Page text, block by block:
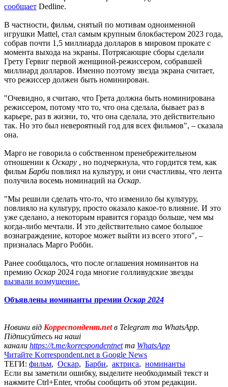
сообщает Dedline.
В частности, фильм, снятый по мотивам одноименной
игрушки Mattel, стал самым крупным блокбастером 2023 года,
собрав почти 1,5 миллиарда долларов в мировом прокате с
момента выхода на экраны. Потрясающие сборы сделали
Грету Гервиг первой женщиной-режиссером, собравшей
миллиард долларов. Именно поэтому звезда экрана считает,
что режиссер должен быть номинирован.
"Очевидно, я считаю, что Грета должна быть номинирована
режиссером, потому что то, что она сделала, бывает раз в
карьере, раз в жизни, то, что она сделала, это действительно
так. Но это был невероятный год для всех фильмов", – сказала
она.
Марго не говорила о собственном пренебрежительном
отношении к Оскару , но подчеркнула, что гордится тем, как
фильм Барби повлиял на культуру, и они счастливы, что лента
получила восемь номинаций на Оскар.
"Мы решили сделать что-то, что изменило бы культуру,
повлияло на культуру, просто оказало какое-то влияние. И это
уже сделано, а некоторым нравится гораздо больше, чем мы
когда-либо мечтали. И это действительно самое большое
вознаграждение, которое может выйти из всего этого", –
призналась Марго Робби.
Ранее сообщалось, что после оглашения номинантов на
премию Оскар 2024 года многие голливудские звезды
вызвали возмущение.
Объявлены номинанты премии Оскар 2024
Новини від Корреспондент.netв Telegram та WhatsApp.
Підписуйтесь на наші
канали https://t.me/korrespondentnetта WhatsApp
Читайте Korrespondent.net в Google News
ТЕГИ: фильм, Оскар, Барби, актриса, номинанты
Если вы заметили ошибку, выделите необходимый текст и
нажмите Ctrl+Enter, чтобы сообщить об этом редакции.